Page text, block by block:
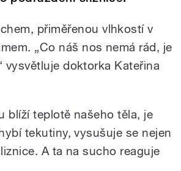
přiměřenou vlhkostí v
„Co náš nos nemá rád, je
doktorka Kateřina
blíží teplotě našeho těla, je
tekutiny, vysušuje se nejen
A ta na sucho reaguje